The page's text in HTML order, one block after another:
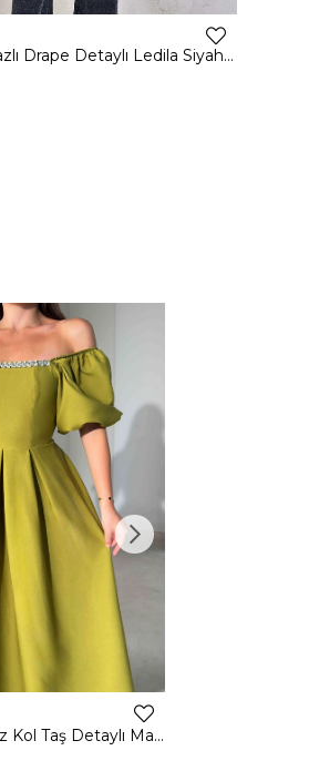
Parlak Boğazlı Drape Detaylı Ledila Siyah Kadın Bluz 26K150
Kare Yaka Karpuz Kol Taş Detaylı Maxi Yağ Yeşili Civo Kadın Elbise 206Y501